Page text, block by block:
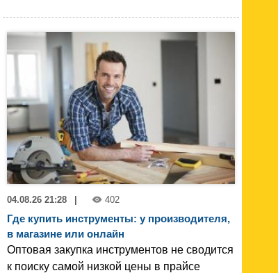
04.08.26 21:28 402
Где купить инструменты: у производителя,
в магазине или онлайн
Оптовая закупка инструментов не сводится
к поиску самой низкой цены в прайсе